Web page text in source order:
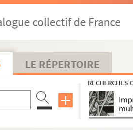
collectif de France
LE RÉPERTOIRE
RECHERCHES